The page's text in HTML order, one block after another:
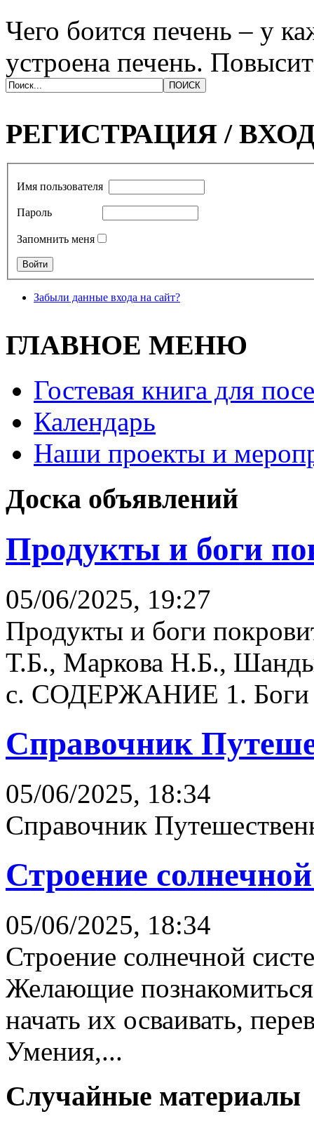
Чего боится печень ‒ у
устроена печень.
РЕГИСТРАЦИЯ /
Имя пользователя
Пароль
Запомнить меня
Забыли данные входа на сайт?
ГЛАВНОЕ МЕНЮ
Гостевая книга для
Календарь
Наши проекты и
Доска объявлений
Продукты и боги
05/06/2025, 19:27
Продукты и боги
Т.Б., Маркова Н.Б.,
с. СОДЕРЖАНИЕ 1. Боги
Справочник
05/06/2025, 18:34
Справочник
Строение
05/06/2025, 18:34
Строение солнечной
Желающие
начать их осваивать,
Умения,...
Случайные материалы